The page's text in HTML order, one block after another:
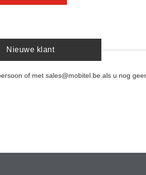
Nieuwe klant
of met sales@mobitel.be als u nog